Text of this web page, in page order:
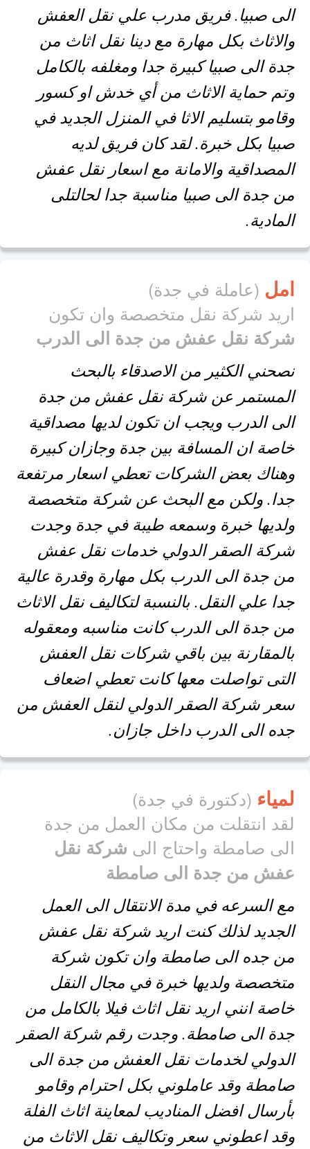
الى صبيا. فريق مدرب علي نقل العفش
والاثاث بكل مهارة مع دينا نقل اثاث من
جدة الى صبيا كبيرة جدا ومغلفه بالكامل
وتم حماية الاثاث من أي خدش او كسور
وقامو بتسليم الاثا في المنزل الجديد في
صبيا بكل خبرة. لقد كان فريق لديه
المصداقية والامانة مع اسعار نقل عفش
من جدة الى صبيا مناسبة جدا لحالتلى
المادية.
امل (عاملة في جدة)
اريد شركة نقل متخصصة وان تكون
شركة نقل عفش من جدة الى الدرب
نصحني الكثير من الاصدقاء بالبحث
المستمر عن شركة نقل عفش من جدة
الى الدرب ويجب ان تكون لديها مصداقية
خاصة ان المسافة بين جدة وجازان كبيرة
وهناك بعض الشركات تعطي اسعار مرتفعة
جدا. ولكن مع البحث عن شركة متخصصة
ولديها خبرة وسمعه طيبة في جدة وجدت
شركة الصقر الدولي خدمات نقل عفش
من جدة الى الدرب بكل مهارة وقدرة عالية
جدا علي النقل. بالنسبة لتكاليف نقل الاثاث
من جدة الى الدرب كانت مناسبه ومعقوله
بالمقارنة بين باقي شركات نقل العفش
التى تواصلت معها كانت تعطي اضعاف
سعر شركة الصقر الدولي لنقل العفش من
جده الى الدرب داخل جازان.
لمياء (دكتورة في جدة)
لقد انتقلت من مكان العمل من جدة
الى صامطة واحتاج الى شركة نقل
عفش من جدة الى صامطة
مع السرعه في مدة الانتقال الى العمل
الجديد لذلك كنت اريد شركة نقل عفش
من جده الى صامطة وان تكون شركة
متخصصة ولديها خبرة في مجال النقل
خاصة انني اريد نقل اثاث فيلا بالكامل من
جدة الى صامطة. وجدت رقم شركة الصقر
الدولي لخدمات نقل العفش من جدة الى
صامطة وقد عاملوني بكل احترام وقامو
بأرسال افضل المناديب لمعاينة اثاث الفلة
وقد اعطوني سعر وتكاليف نقل الاثاث من